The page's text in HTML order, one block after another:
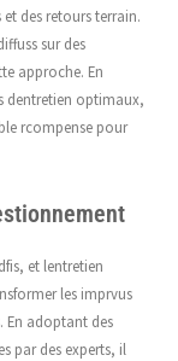
des retours terrain.
sur des
approche. En
dentretien optimaux,
rcompense pour
et lentretien
les imprvus
En adoptant des
par des experts, il